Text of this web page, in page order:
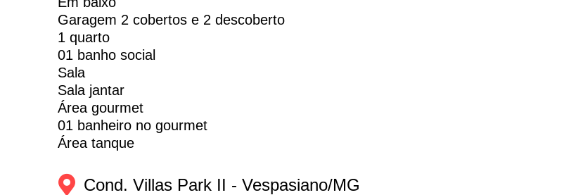
Garagem 2 cobertos e 2 descoberto
1 quarto
01 banho social
Sala
Sala jantar
Área gourmet
01 banheiro no gourmet
Área tanque
Cond. Villas Park II - Vespasiano/MG